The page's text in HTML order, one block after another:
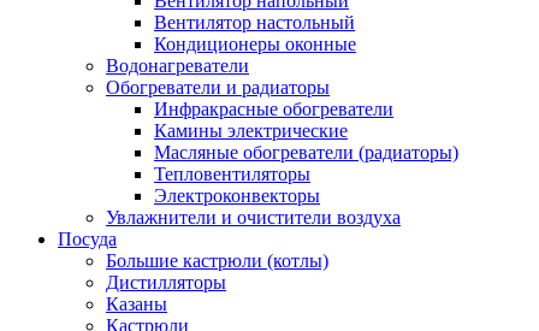
Вентилятор настольный
Кондиционеры оконные
Водонагреватели
Обогреватели и радиаторы
Инфракрасные обогреватели
Камины электрические
Масляные обогреватели (радиаторы)
Тепловентиляторы
Электроконвекторы
Увлажнители и очистители воздуха
Посуда
Большие кастрюли (котлы)
Дистилляторы
Казаны
Кастрюли